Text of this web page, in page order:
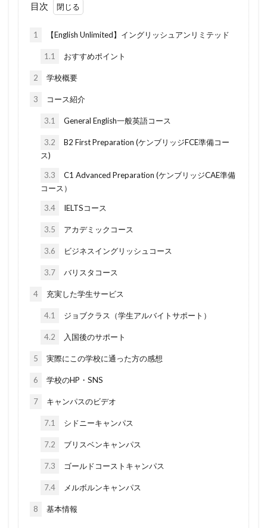
目次
1 【English Unlimited】イングリッシュアンリミテッド
1.1 おすすめポイント
2 学校概要
3 コース紹介
3.1 General English一般英語コース
3.2
B2 First Preparation (ケンブリッジFCE準備コー
ス)
3.3
C1 Advanced Preparation (ケンブリッジCAE準備
コース）
3.4 IELTSコース
3.5 アカデミックコース
3.6 ビジネスイングリッシュコース
3.7 バリスタコース
4 充実した学生サービス
4.1 ジョブクラス（学生アルバイトサポート）
4.2 入国後のサポート
5 実際にこの学校に通った方の感想
6 学校のHP・SNS
7 キャンパスのビデオ
7.1 シドニーキャンパス
7.2 ブリスベンキャンパス
7.3 ゴールドコーストキャンパス
7.4 メルボルンキャンパス
8 基本情報